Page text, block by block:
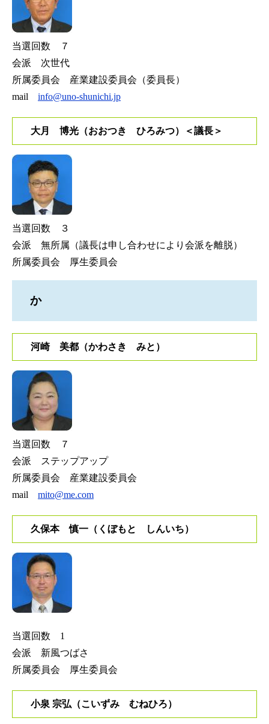
当選回数 ７
会派 次世代
所属委員会 産業建設委員会（委員長）
mail info@uno-shunichi.jp
大月 博光（おおつき ひろみつ）＜議長＞
当選回数 ３
会派 無所属（議長は申し合わせにより会派を離脱）
所属委員会 厚生委員会
か
河崎 美都（かわさき みと）
当選回数 ７
会派 ステップアップ
所属委員会 産業建設委員会
mail mito@me.com
久保本 慎一（くぼもと しんいち）
当選回数 1
会派 新風つばさ
所属委員会 厚生委員会
小泉 宗弘（こいずみ むねひろ）